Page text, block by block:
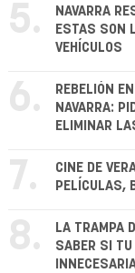
5.
NAVARRA
ESTAS SON
VEHÍCULOS
6.
REBELIÓN
NAVARRA:
ELIMINAR
7.
CINE DE
PELÍCULAS,
8.
LA TRAMPA
SABER SI TU